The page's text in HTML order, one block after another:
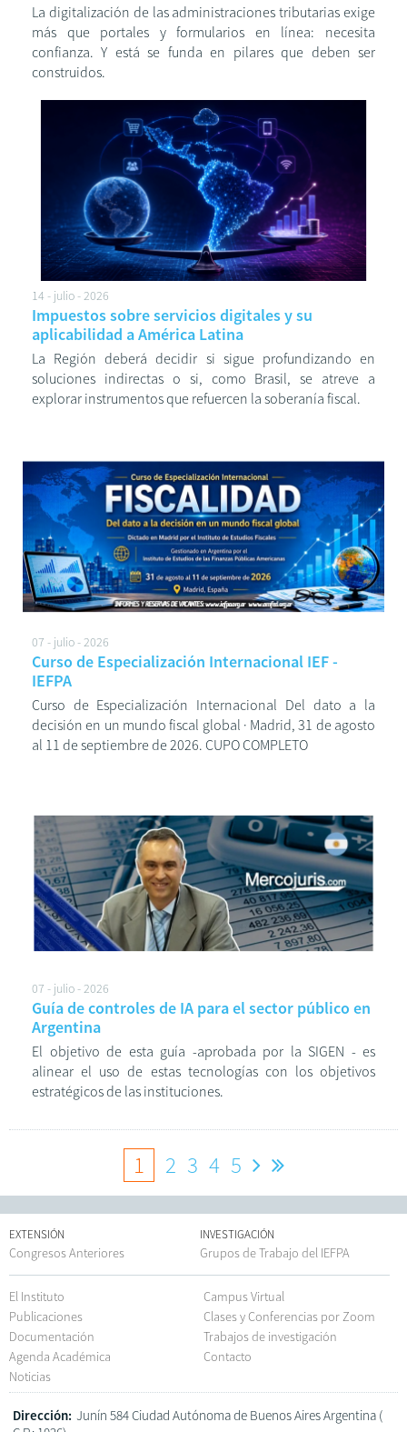
La digitalización de las administraciones tributarias exige
más que portales y formularios en línea: necesita
confianza. Y está se funda en pilares que deben ser
construidos.
14 - julio - 2026
Impuestos sobre servicios digitales y su
aplicabilidad a América Latina
La Región deberá decidir si sigue profundizando en
soluciones indirectas o si, como Brasil, se atreve a
explorar instrumentos que refuercen la soberanía fiscal.
07 - julio - 2026
Curso de Especialización Internacional IEF -
IEFPA
Curso de Especialización Internacional Del dato a la
decisión en un mundo fiscal global · Madrid, 31 de agosto
al 11 de septiembre de 2026. CUPO COMPLETO
07 - julio - 2026
Guía de controles de IA para el sector público en
Argentina
El objetivo de esta guía -aprobada por la SIGEN - es
alinear el uso de estas tecnologías con los objetivos
estratégicos de las instituciones.
1 2 3 4 5
EXTENSIÓN
Congresos Anteriores
INVESTIGACIÓN
Grupos de Trabajo del IEFPA
El Instituto
Publicaciones
Documentación
Agenda Académica
Noticias
Campus Virtual
Clases y Conferencias por Zoom
Trabajos de investigación
Contacto
Dirección: Junín 584 Ciudad Autónoma de Buenos Aires Argentina (